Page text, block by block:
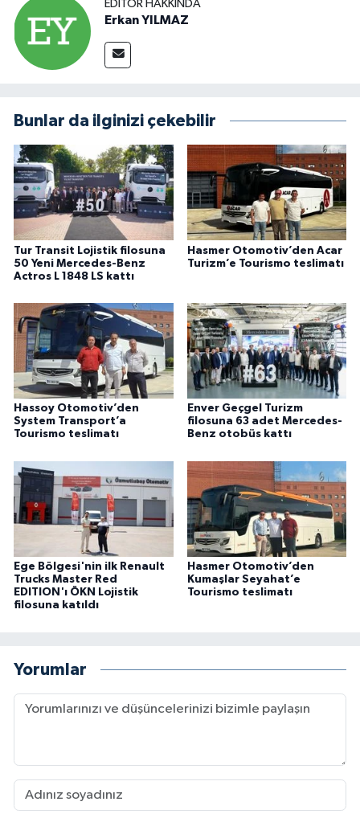
EDITÖR HAKKINDA
Erkan YILMAZ
Bunlar da ilginizi çekebilir
Tur Transit Lojistik filosuna
50 Yeni Mercedes-Benz
Actros L 1848 LS kattı
Hasmer Otomotiv’den Acar
Turizm’e Tourismo teslimatı
Hassoy Otomotiv’den
System Transport’a
Tourismo teslimatı
Enver Geçgel Turizm
filosuna 63 adet Mercedes-
Benz otobüs kattı
Ege Bölgesi'nin ilk Renault
Trucks Master Red
EDITION'ı ÖKN Lojistik
filosuna katıldı
Hasmer Otomotiv’den
Kumaşlar Seyahat’e
Tourismo teslimatı
Yorumlar